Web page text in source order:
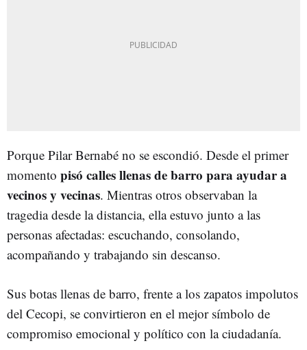
Porque Pilar Bernabé no se escondió. Desde el primer
momento pisó calles llenas de barro para ayudar a
vecinos y vecinas. Mientras otros observaban la
tragedia desde la distancia, ella estuvo junto a las
personas afectadas: escuchando, consolando,
acompañando y trabajando sin descanso.
Sus botas llenas de barro, frente a los zapatos impolutos
del Cecopi, se convirtieron en el mejor símbolo de
compromiso emocional y político con la ciudadanía.